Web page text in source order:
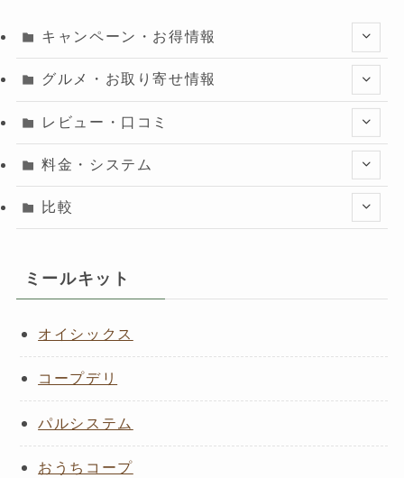
キャンペーン・お得情報
グルメ・お取り寄せ情報
レビュー・口コミ
料金・システム
比較
ミールキット
オイシックス
コープデリ
パルシステム
おうちコープ